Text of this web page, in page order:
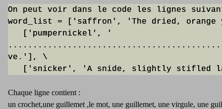
On peut voir dans le code les lignes
word_list = ['saffron', 'The dried, orange
ve.'], \
['snicker', 'A snide, slightly stifled
Chaque ligne contient :
un crochet,une guillemet ,le mot, une guillemet, une virgule, une